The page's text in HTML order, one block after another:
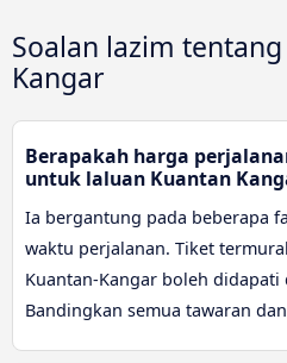
Soalan lazim
Kangar
Berapakah harga
untuk laluan Kuantan
Ia bergantung pada beberapa
waktu perjalanan. Tiket
Kuantan-Kangar boleh didapati
Bandingkan semua tawaran